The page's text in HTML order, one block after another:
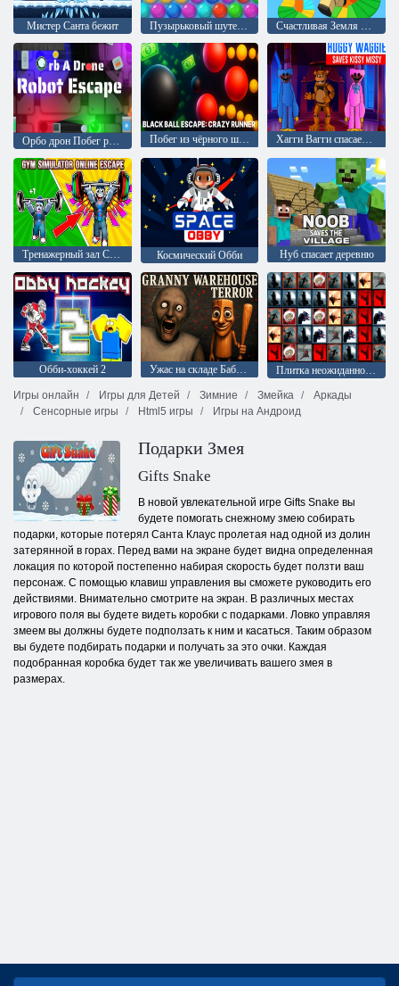
Мистер Санта бежит Пузырьковый шутер Аркада Счастливая Земля Обби
Побег из чёрного шара: Безумный бегун Хагги Вагги спасает Кисси Мисси
Тренажерный зал Симулятор Онлайн Побег Космический Обби Нуб спасает деревню
Обби-хоккей 2 Ужас на складе Бабушки
Плитка неожиданностей
Игры онлайн
Игры для Детей Зимние Змейка
Аркады
Сенсорные игры
Html5 игры Игры на Андроид
Подарки Змея
Gifts Snake
В новой увлекательной игре Gifts Snake вы
будете помогать снежному змею собирать
подарки, которые потерял Санта Клаус пролетая над одной из долин
затерянной в горах. Перед вами на экране будет видна определенная
локация по которой постепенно набирая скорость будет ползти ваш
персонаж. С помощью клавиш управления вы сможете руководить его
действиями. Внимательно смотрите на экран. В различных местах
игрового поля вы будете видеть коробки с подарками. Ловко управляя
змеем вы должны будете подползать к ним и касаться. Таким образом
вы будете подбирать подарки и получать за это очки. Каждая
подобранная коробка будет так же увеличивать вашего змея в
размерах.